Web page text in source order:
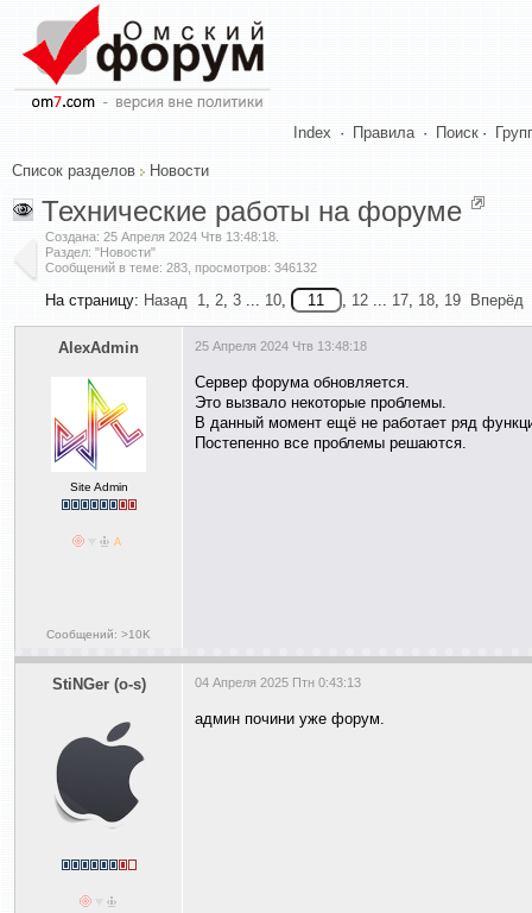
Index · Правила · Поиск ·
Список разделов Новости
Технические работы на форуме
Создана: 25 Апреля 2024 Чтв 13:48:18
Раздел: "Новости"
Сообщений в теме: 283, просмотров: 346132
На страницу: Назад 1, 2, 3 ... 10, , 12... 17, 18, 19 Вперёд
AlexAdmin
Site Admin
Сообщений: >10K
25 Апреля 2024 Чтв 13:48:18
Сервер форума обновляется.
Это вызвало некоторые проблемы.
В данный момент ещё не работает ряд
Постепенно все проблемы решаются.
StiNGer (o-s) 04 Апреля 2025 Птн 0:43:13
админ почини уже форум.